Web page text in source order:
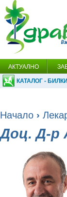
АКТУАЛНО
КАТАЛОГ - БИЛКИ
Начало ›
Доц. Д-р